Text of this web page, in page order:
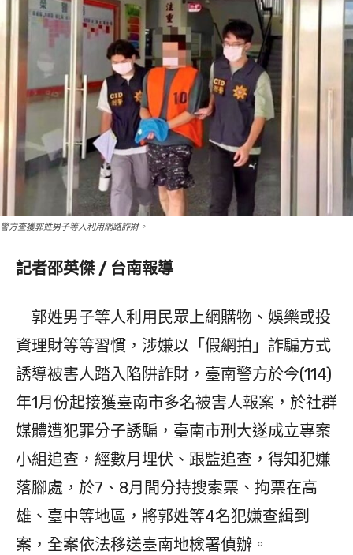
警方查獲郭姓男子等人利用網路詐財。
記者邵英傑 / 台南報導
郭姓男子等人利用民眾上網購物、娛樂或投
資理財等等習慣，涉嫌以「假網拍」詐騙方式
誘導被害人踏入陷阱詐財，臺南警方於今(114)
年1月份起接獲臺南市多名被害人報案，於社群
媒體遭犯罪分子誘騙，臺南市刑大遂成立專案
小組追查，經數月埋伏、跟監追查，得知犯嫌
落腳處，於7、8月間分持搜索票、拘票在高
雄、臺中等地區，將郭姓等4名犯嫌查緝到
案，全案依法移送臺南地檢署偵辦。